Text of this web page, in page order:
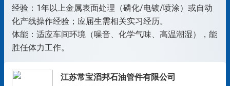
经验：1年以上金属表面处理（磷化/电镀/喷涂）或自动
化产线操作经验；应届生需相关实习经历。
体能：适应车间环境（噪音、化学气味、高温潮湿），能
胜任体力工作。
江苏常宝滔邦石油管件有限公司